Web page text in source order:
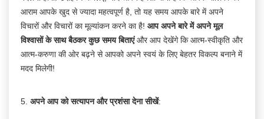
आराम आपके खुद से ज्यादा महत्वपूर्ण है, तो यह समय आपके बारे में अपने
विचारों और विचारों का मूल्यांकन करने का है! आप अपने बारे में अपने मूल
विश्वासों के साथ बैठकर कुछ समय बिताएंऔर आप देखेंगे कि आत्म-स्वीकृति और
आत्म-करुणा की ओर बढ़ने से आपको अपने स्वयं के लिए बेहतर विकल्प बनाने में
मदद मिलेगी!
5. अपने आप को सत्यापन और प्रशंसा देना सीखें: